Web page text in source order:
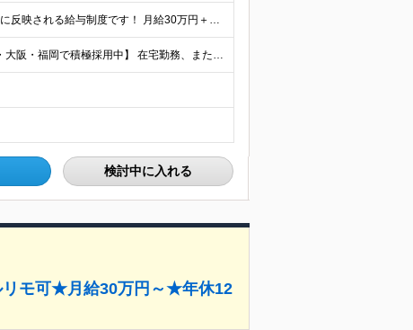
＼インセンティブ最大年12回♪／ 成果がしっかり収入に反映される給与制度です！ 月給30万円＋インセンティブ（最大年12回） ★スキル、適性に応じて優遇 【試用期間について】 ・期間：1年 ・給与
【全国募集／フルリモートOK★東京・神奈川・埼玉・大阪・福岡で積極採用中】 在宅勤務、または関東（東京・神奈川・埼玉など）または関西（大阪府など）、九州（福岡）のプロジェクト先 ★フルリモート可（通
検討中に入れる
リモ可★月給30万円～★年休12